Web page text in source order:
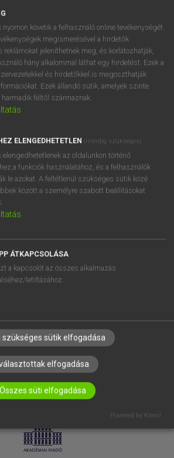
APPLIKÁCIÓ
OFFICE BŐVÍTMÉNY
SZÓTÁRMODUL
ONLINE NYELVVIZSGA
FELHASZNÁLÓKNAK
TANULÓKNAK
INTÉZMÉNYEKNEK
MEGOLDÁSOK
RÓLUNK
ELÉRHETŐSÉG
SÜTI BEÁLLÍTÁSOK
ADATVÉDELEM
nyomon követik a felhasználó online tevékenységét.
megismerésével a hirdetők
reklámokat jeleníthetnek meg, és korlátozhatják,
hány alkalommal láthat egy hirdetést. Ezek a
és hirdetőkkel is megoszthatják
Ezek állandó sütik, amelyek szinte
féltől származnak.
ELENGEDHETETLEN (mindig szükséges)
elengedhetetlenek az oldalunkon történő
funkciók használatához, és a felhasználók
le azokat. A feltétlenül szükséges sütik közé
között a személyre szabott beállításokat
ÁTKAPCSOLÁSA
a kapcsolót az összes alkalmazás
letiltásához.
szükséges sütik elfogadása
elfogadása
Összes süti elfogadása
Powered by Klaro!